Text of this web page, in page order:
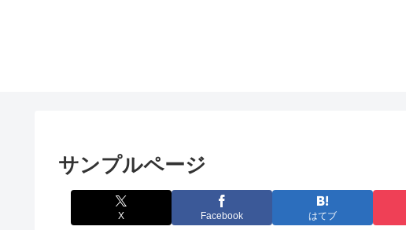
サンプルページ
X Facebook はてブ